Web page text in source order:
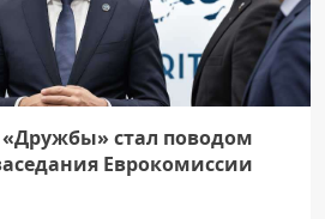
стал поводом
Еврокомиссии